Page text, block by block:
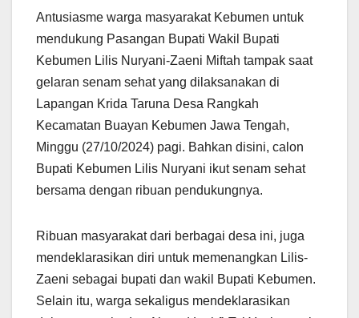
Antusiasme warga masyarakat Kebumen untuk
mendukung Pasangan Bupati Wakil Bupati
Kebumen Lilis Nuryani-Zaeni Miftah tampak saat
gelaran senam sehat yang dilaksanakan di
Lapangan Krida Taruna Desa Rangkah
Kecamatan Buayan Kebumen Jawa Tengah,
Minggu (27/10/2024) pagi. Bahkan disini, calon
Bupati Kebumen Lilis Nuryani ikut senam sehat
bersama dengan ribuan pendukungnya.
Ribuan masyarakat dari berbagai desa ini, juga
mendeklarasikan diri untuk memenangkan Lilis-
Zaeni sebagai bupati dan wakil Bupati Kebumen.
Selain itu, warga sekaligus mendeklarasikan